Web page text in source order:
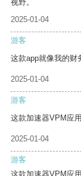
视野。
2025-01-04
游客
这款app就像我的财
2025-01-04
游客
这款加速器VPM应
2025-01-04
游客
这款加速器VPM应